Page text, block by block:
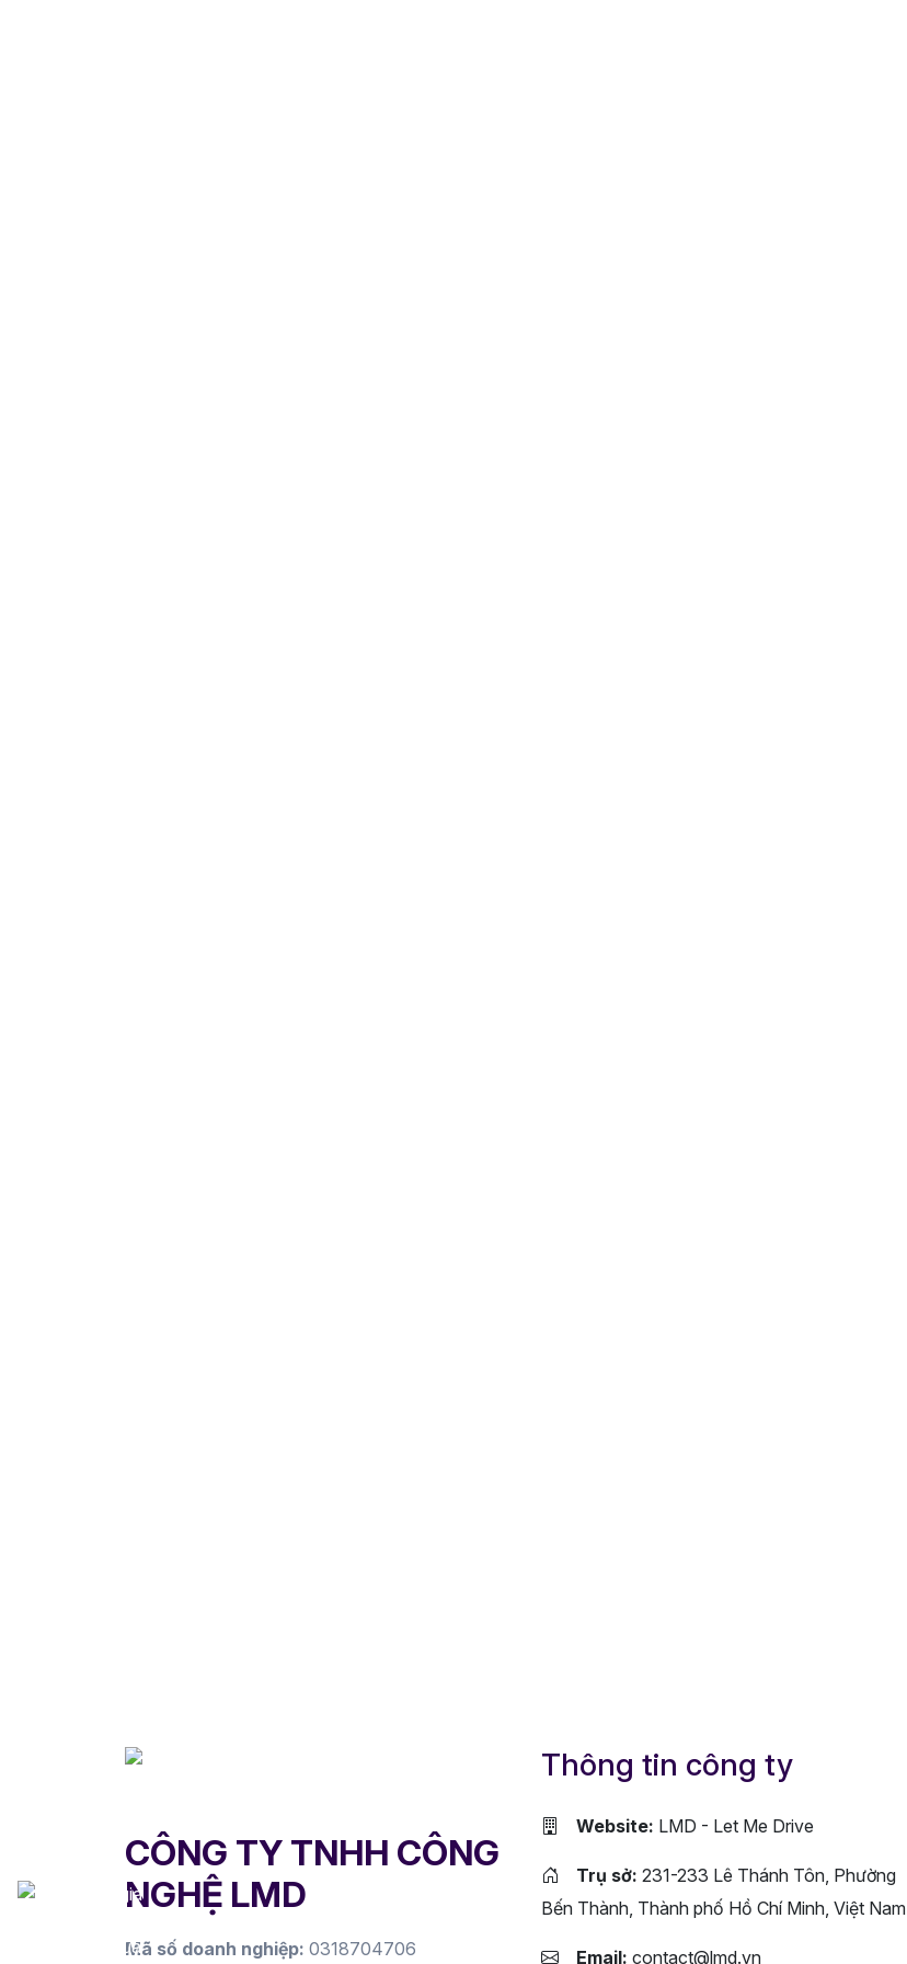
CÔNG TY TNHH CÔNG
NGHỆ LMD
Mã số doanh nghiệp: 0318704706
Thông tin công ty
Website: LMD - Let Me Drive
Trụ sở: 231-233 Lê Thánh Tôn, Phường
Bến Thành, Thành phố Hồ Chí Minh, Việt Nam
Email: contact@lmd.vn